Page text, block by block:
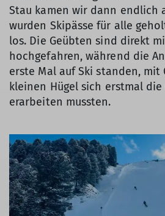
Stau kamen wir dann endlich
wurden Skipässe für alle
los. Die Geübten sind direkt
hochgefahren, während die
erste Mal auf Ski standen,
kleinen Hügel sich erstmal die
erarbeiten mussten.